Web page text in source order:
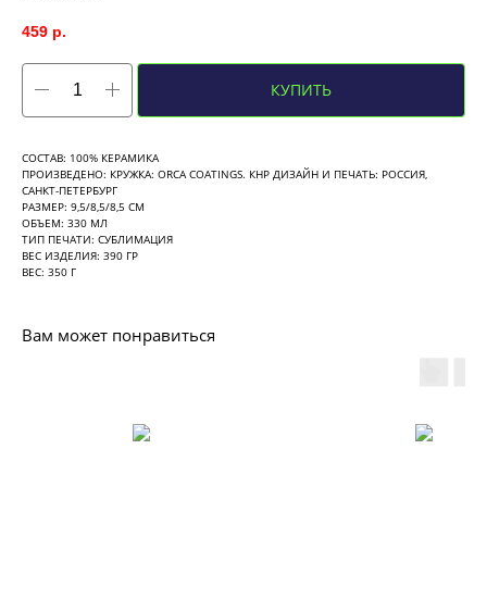
459 р.
КУПИТЬ
СОСТАВ: 100% КЕРАМИКА
ПРОИЗВЕДЕНО: КРУЖКА: ORCA COATINGS. КНР ДИЗАЙН И ПЕЧАТЬ: РОССИЯ,
САНКТ-ПЕТЕРБУРГ
РАЗМЕР: 9,5/8,5/8,5 СМ
ОБЪЕМ: 330 МЛ
ТИП ПЕЧАТИ: СУБЛИМАЦИЯ
ВЕС ИЗДЕЛИЯ: 390 ГР
ВЕС: 350 Г
Вам может понравиться